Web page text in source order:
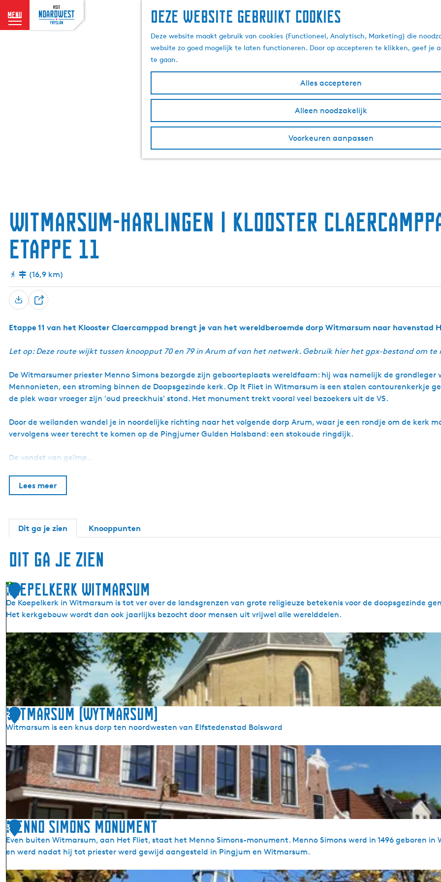
Deze website gebruikt cookies
Deze website maakt gebruik van cookies (Functioneel, Analytisch, Marketing) die
website zo goed mogelijk te laten functioneren. Door op accepteren te klikken, geef je
te gaan.
Alles accepteren
Alleen noodzakelijk
Voorkeuren aanpassen
menu
G
Witmarsum-Harlingen | Klooster
etappe 11
(16,9 km)
D
e
Etappe 11 van het Klooster Claercamppad brengt je van het wereldberoemde dorp Witmarsum naar havenstad
Let op: Deze route wijkt tussen knoopput 70 en 79 in Arum af van het netwerk. Gebruik hier het gpx-bestand om
De Witmarsumer priester Menno Simons bezorgde zijn geboorteplaats wereldfaam: hij was namelijk de grondleger
Mennonieten, een stroming binnen de Doopsgezinde kerk. Op It Fliet in Witmarsum is een stalen contourenkerkje
de plek waar vroeger zijn 'oud preeckhuis' stond. Het monument trekt vooral veel bezoekers uit de VS.
Door de weilanden wandel je in noordelijke richting naar het volgende dorp Arum, waar je een rondje om de kerk
vervolgens weer terecht te komen op de Pingjumer Gulden Halsband: een stokoude ringdijk.
De vondst van geïmp…
Lees meer
Dit ga je zien Knooppunten
Dit ga je zien
1
Koepelkerk Witmarsum
De Koepelkerk in Witmarsum is tot ver over de landsgrenzen van grote religieuze betekenis voor de doopsgezinde
Het kerkgebouw wordt dan ook jaarlijks bezocht door mensen uit vrijwel alle werelddelen.
K
o
e
p
e
l
k
e
r
k
W
m
a
s
u
m
2
Witmarsum (Wytmarsum)
Witmarsum is een knus dorp ten noordwesten van Elfstedenstad Bolsward
W
i
t
m
a
s
u
m
(
W
3
Menno Simons Monument
Even buiten Witmarsum, aan Het Fliet, staat het Menno Simons-monument. Menno Simons werd in 1496 geboren in
en werd nadat hij tot priester werd gewijd aangesteld in Pingjum en Witmarsum.
M